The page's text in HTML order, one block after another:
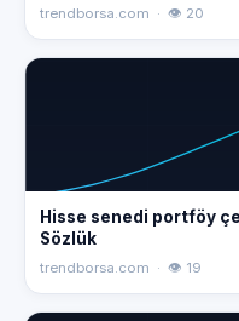
trendborsa.com · 👁 20
Hisse senedi portföy
Sözlük
trendborsa.com · 👁 19